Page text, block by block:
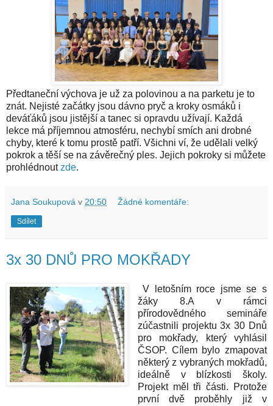
Předtaneční výchova je už za polovinou a na parketu je to
znát. Nejisté začátky jsou dávno pryč a kroky osmáků i
deváťáků jsou jistější a tanec si opravdu užívají. Každá
lekce má příjemnou atmosféru, nechybí smích ani drobné
chyby, které k tomu prostě patří. Všichni ví, že udělali velký
pokrok a těší se na závěrečný ples. Jejich pokroky si můžete
prohlédnoutzde.
Jana Soukupová v 20:50 Žádné komentáře:
Sdílet
3x 30 DNŮ PRO MOKŘADY
V letošním roce jsme se s
žáky 8.A v rámci
přírodovědného semináře
zúčastnili projektu 3x 30 Dnů
pro mokřady, který vyhlásil
ČSOP. Cílem bylo zmapovat
některý z vybraných mokřadů,
ideálně v blízkosti školy.
Projekt měl tři části. Protože
první dvě proběhly již v